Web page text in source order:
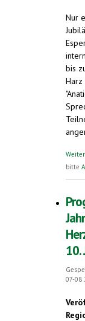
Nur
bis
Harz
bitte
10.
07-08